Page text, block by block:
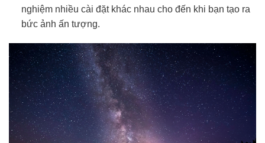
nghiệm nhiều cài đặt khác nhau cho đến khi bạn tạo ra
bức ảnh ấn tượng.